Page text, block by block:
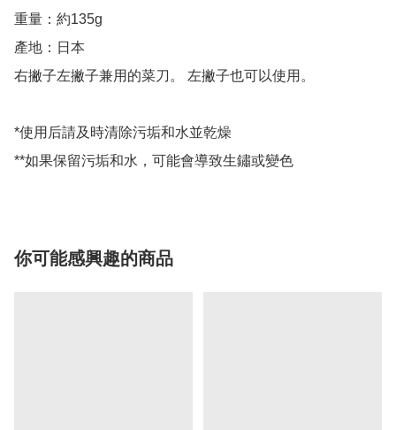
重量：約135g
產地：日本
右撇子左撇子兼用的菜刀。 左撇子也可以使用。
*使用后請及時清除污垢和水並乾燥
**如果保留污垢和水，可能會導致生鏽或變色
你可能感興趣的商品